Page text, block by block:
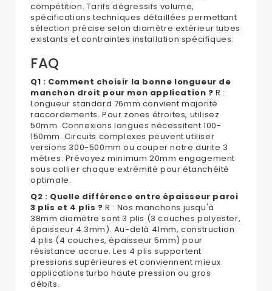
compétition. Tarifs dégressifs volume,
spécifications techniques détaillées permettant
sélection précise selon diamètre extérieur tubes
existants et contraintes installation spécifiques.
FAQ
Q1 : Comment choisir la bonne longueur de
manchon droit pour mon application ? R :
Longueur standard 76mm convient majorité
raccordements. Pour zones étroites, utilisez
50mm. Connexions longues nécessitent 100-
150mm. Circuits complexes peuvent utiliser
versions 300-500mm ou couper notre durite 3
mètres. Prévoyez minimum 20mm engagement
sous collier chaque extrémité pour étanchéité
optimale.
Q2 : Quelle différence entre épaisseur paroi
3 plis et 4 plis ? R : Nos manchons jusqu'à
38mm diamètre sont 3 plis (3 couches polyester,
épaisseur 4.3mm). Au-delà 41mm, construction
4 plis (4 couches, épaisseur 5mm) pour
résistance accrue. Les 4 plis supportent
pressions supérieures et conviennent mieux
applications turbo haute pression ou gros
débits.